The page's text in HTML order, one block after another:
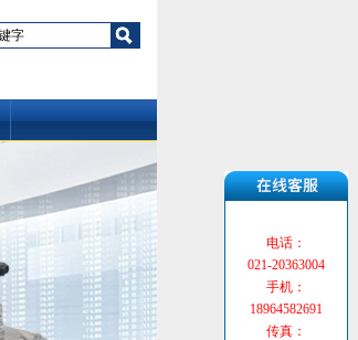
电话：
021-20363004
手机：
18964582691
传真：